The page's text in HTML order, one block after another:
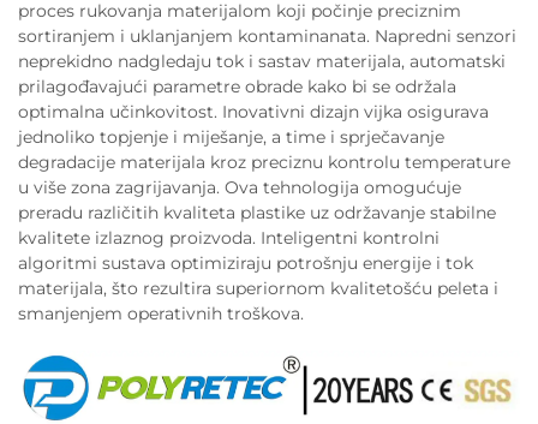
proces rukovanja materijalom koji počinje preciznim
sortiranjem i uklanjanjem kontaminanata. Napredni senzori
neprekidno nadgledaju tok i sastav materijala, automatski
prilagođavajući parametre obrade kako bi se održala
optimalna učinkovitost. Inovativni dizajn vijka osigurava
jednoliko topjenje i miješanje, a time i sprječavanje
degradacije materijala kroz preciznu kontrolu temperature
u više zona zagrijavanja. Ova tehnologija omogućuje
preradu različitih kvaliteta plastike uz održavanje stabilne
kvalitete izlaznog proizvoda. Inteligentni kontrolni
algoritmi sustava optimiziraju potrošnju energije i tok
materijala, što rezultira superiornom kvalitetošću peleta i
smanjenjem operativnih troškova.